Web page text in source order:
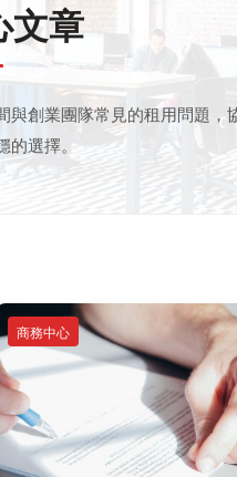
文章
創業團隊常見的租用問題，
選擇。
商務中心